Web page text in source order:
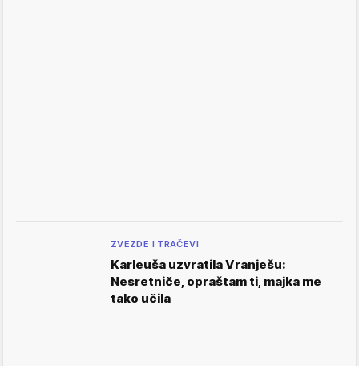
ZVEZDE I TRAČEVI
Karleuša uzvratila Vranješu:
Nesretniče, opraštam ti, majka me
tako učila